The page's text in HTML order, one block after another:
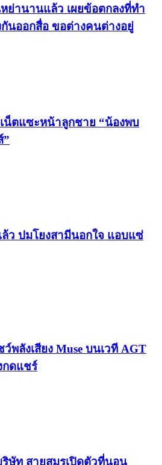
ย่านานแล้ว เผยข้อตกลงที่ทำ
นออกสื่อ ขอต่างคนต่างอยู่
น็ตแซะหน้าลูกชาย “น้องพบ
”
ว ปมโยงสามีนอกใจ แอบแซ่
ว์พลังเสียง Muse บนเวที AGT
กดแชร์
ษัท สายสมรเปิดตัวที่นอน